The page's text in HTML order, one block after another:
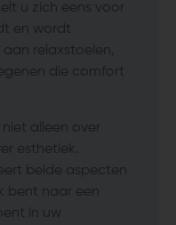
u zich eens voor
en wordt
relaxstoelen,
die comfort
alleen over
esthetiek.
beide aspecten
bent naar een
in uw